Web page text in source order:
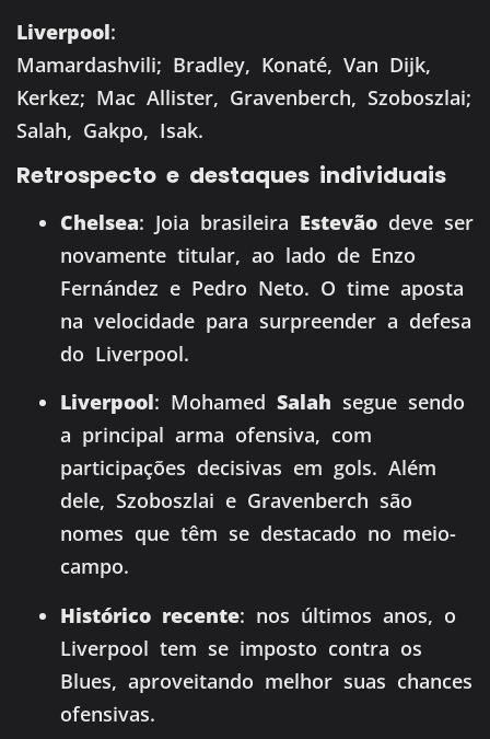
Liverpool:
Mamardashvili; Bradley, Konaté, Van Dijk,
Kerkez; Mac Allister, Gravenberch, Szoboszlai;
Salah, Gakpo, Isak.
Retrospecto e destaques individuais
Chelsea: Joia brasileira Estevão deve ser
novamente titular, ao lado de Enzo
Fernández e Pedro Neto. O time aposta
na velocidade para surpreender a defesa
do Liverpool.
Liverpool: Mohamed Salah segue sendo
a principal arma ofensiva, com
participações decisivas em gols. Além
dele, Szoboszlai e Gravenberch são
nomes que têm se destacado no meio-
campo.
Histórico recente: nos últimos anos, o
Liverpool tem se imposto contra os
Blues, aproveitando melhor suas chances
ofensivas.